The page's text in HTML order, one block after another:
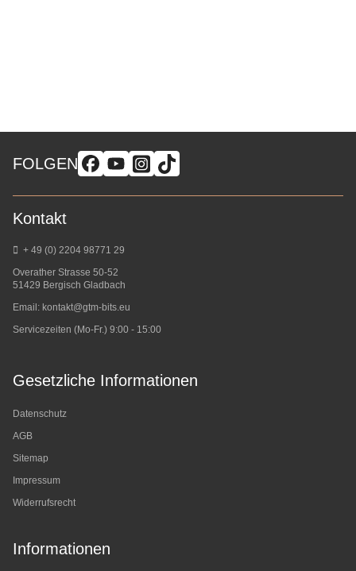
FOLGEN
Kontakt
+ 49 (0) 2204 98771 29
Overather Strasse 50-52
51429 Bergisch Gladbach
Email: kontakt@gtm-bits.eu
Servicezeiten (Mo-Fr.) 9:00 - 15:00
Gesetzliche Informationen
Datenschutz
AGB
Sitemap
Impressum
Widerrufsrecht
Informationen